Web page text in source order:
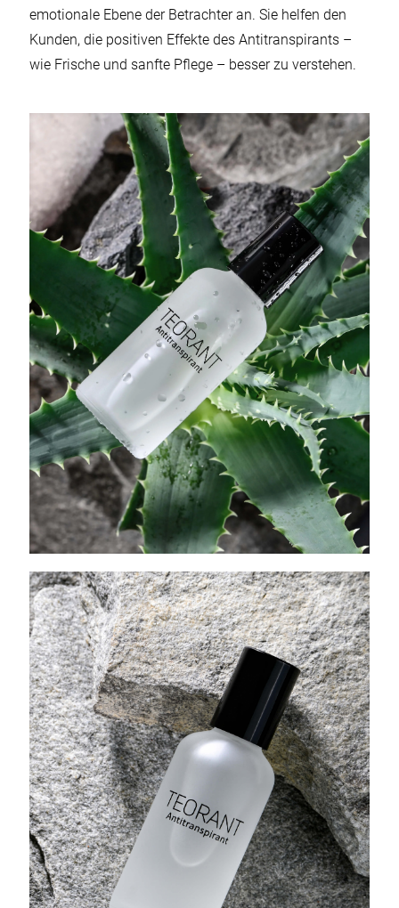
emotionale Ebene der Betrachter an. Sie helfen den
Kunden, die positiven Effekte des Antitranspirants –
wie Frische und sanfte Pflege – besser zu verstehen.